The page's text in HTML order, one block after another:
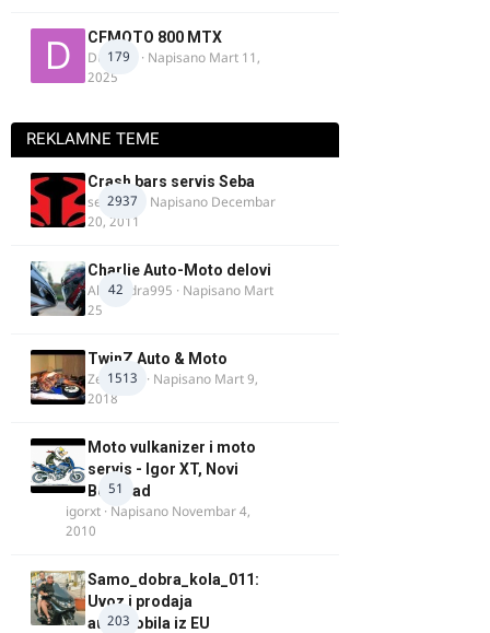
179
CFMOTO 800 MTX
Duta_91 · Napisano Mart 11,
2025
REKLAMNE TEME
2937
Crash bars servis Seba
seba011 · Napisano Decembar
20, 2011
42
Charlie Auto-Moto delovi
Alexandra995 · Napisano Mart
25
1513
TwinZ Auto & Moto
Zeljkamp · Napisano Mart 9,
2018
51
Moto vulkanizer i moto
servis - Igor XT, Novi
Beograd
igorxt · Napisano Novembar 4,
2010
203
Samo_dobra_kola_011:
Uvoz i prodaja
automobila iz EU